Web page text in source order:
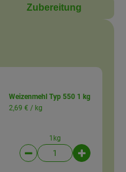
Zubereitung
Weizenmehl Typ 550 1 kg
2,69 € / kg
1kg
Artikelanzahl